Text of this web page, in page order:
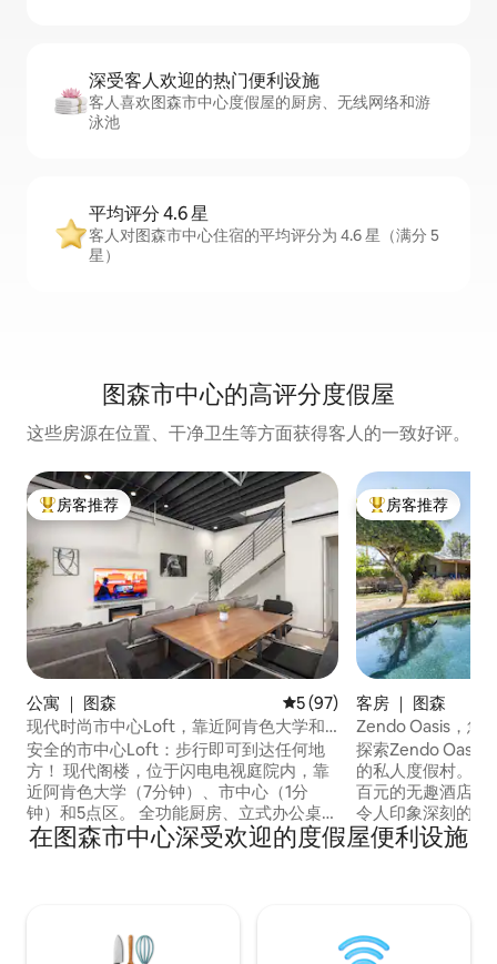
深受客人欢迎的热门便利设施
客人喜欢图森市中心度假屋的厨房、无线网络和游
泳池
平均评分 4.6 星
客人对图森市中心住宿的平均评分为 4.6 星（满分 5
星）
图森市中心的高评分度假屋
这些房源在位置、干净卫生等方面获得客人的一致好评。
热门「房客推荐」
房客推荐
公寓 ｜ 图森 平均评分 5 分（满分 5 分）
5 (97)
现代时尚市中心Loft，靠近阿肯色大学和
美食中心
安全的市中心Loft：步行即可到达任何地
方！ 现代阁楼，位于闪电电视庭院内，靠
近阿肯色大学（7分钟）、市中心（1分
钟）和5点区。 全功能厨房、立式办公桌、
高速无线网络、强大的空调迷你分体机，
让您保持凉爽。 室内洗衣机/烘干机、智能
常适合远程工作、参观校园或探索图森联
热门「房客推荐」
房客推荐
客房 ｜ 图森
Zendo Oasis，您
探索Zendo Oasis
的私人度假村。
百元的无趣酒店客
令人印象深刻的度
健身房中锻炼身体
享奢华体验！ 之
中放松身心。
在图森市中心深受欢迎的度假屋便利设施